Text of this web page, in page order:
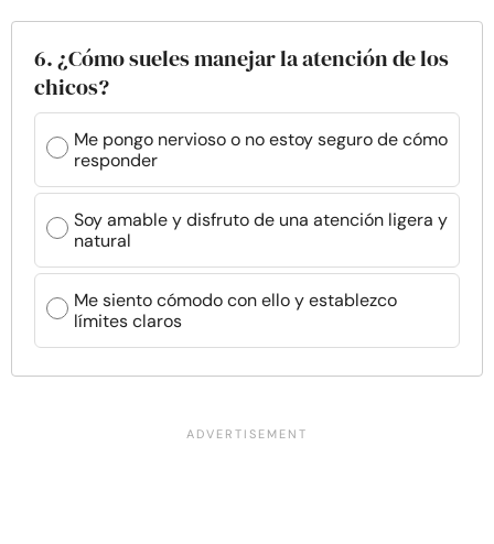
6. ¿Cómo sueles manejar la atención de los
chicos?
Me pongo nervioso o no estoy seguro de cómo
responder
Soy amable y disfruto de una atención ligera y
natural
Me siento cómodo con ello y establezco
límites claros